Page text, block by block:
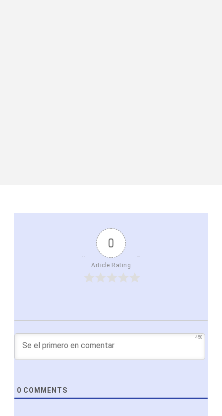
0
Article Rating
450
0 COMMENTS